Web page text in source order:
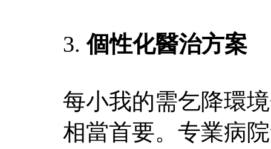
3.個性化醫治方案
每小我的需乞降環
相當首要。专業病